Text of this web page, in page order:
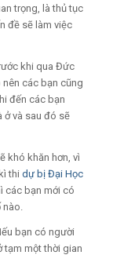
trọng, là thủ tục
đề sẽ làm việc
khi qua Đức
các bạn cũng
đến các bạn
ở và sau đó sẽ
khó khăn hơn, vì
thi dự bị Đại Học
các bạn mới có
bạn có người
tạm một thời gian